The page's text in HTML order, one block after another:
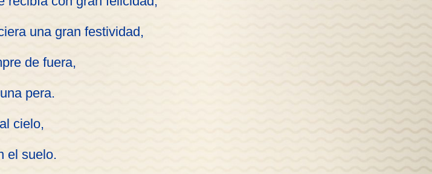
una gran festividad,
de fuera,
pera.
cielo,
el suelo.